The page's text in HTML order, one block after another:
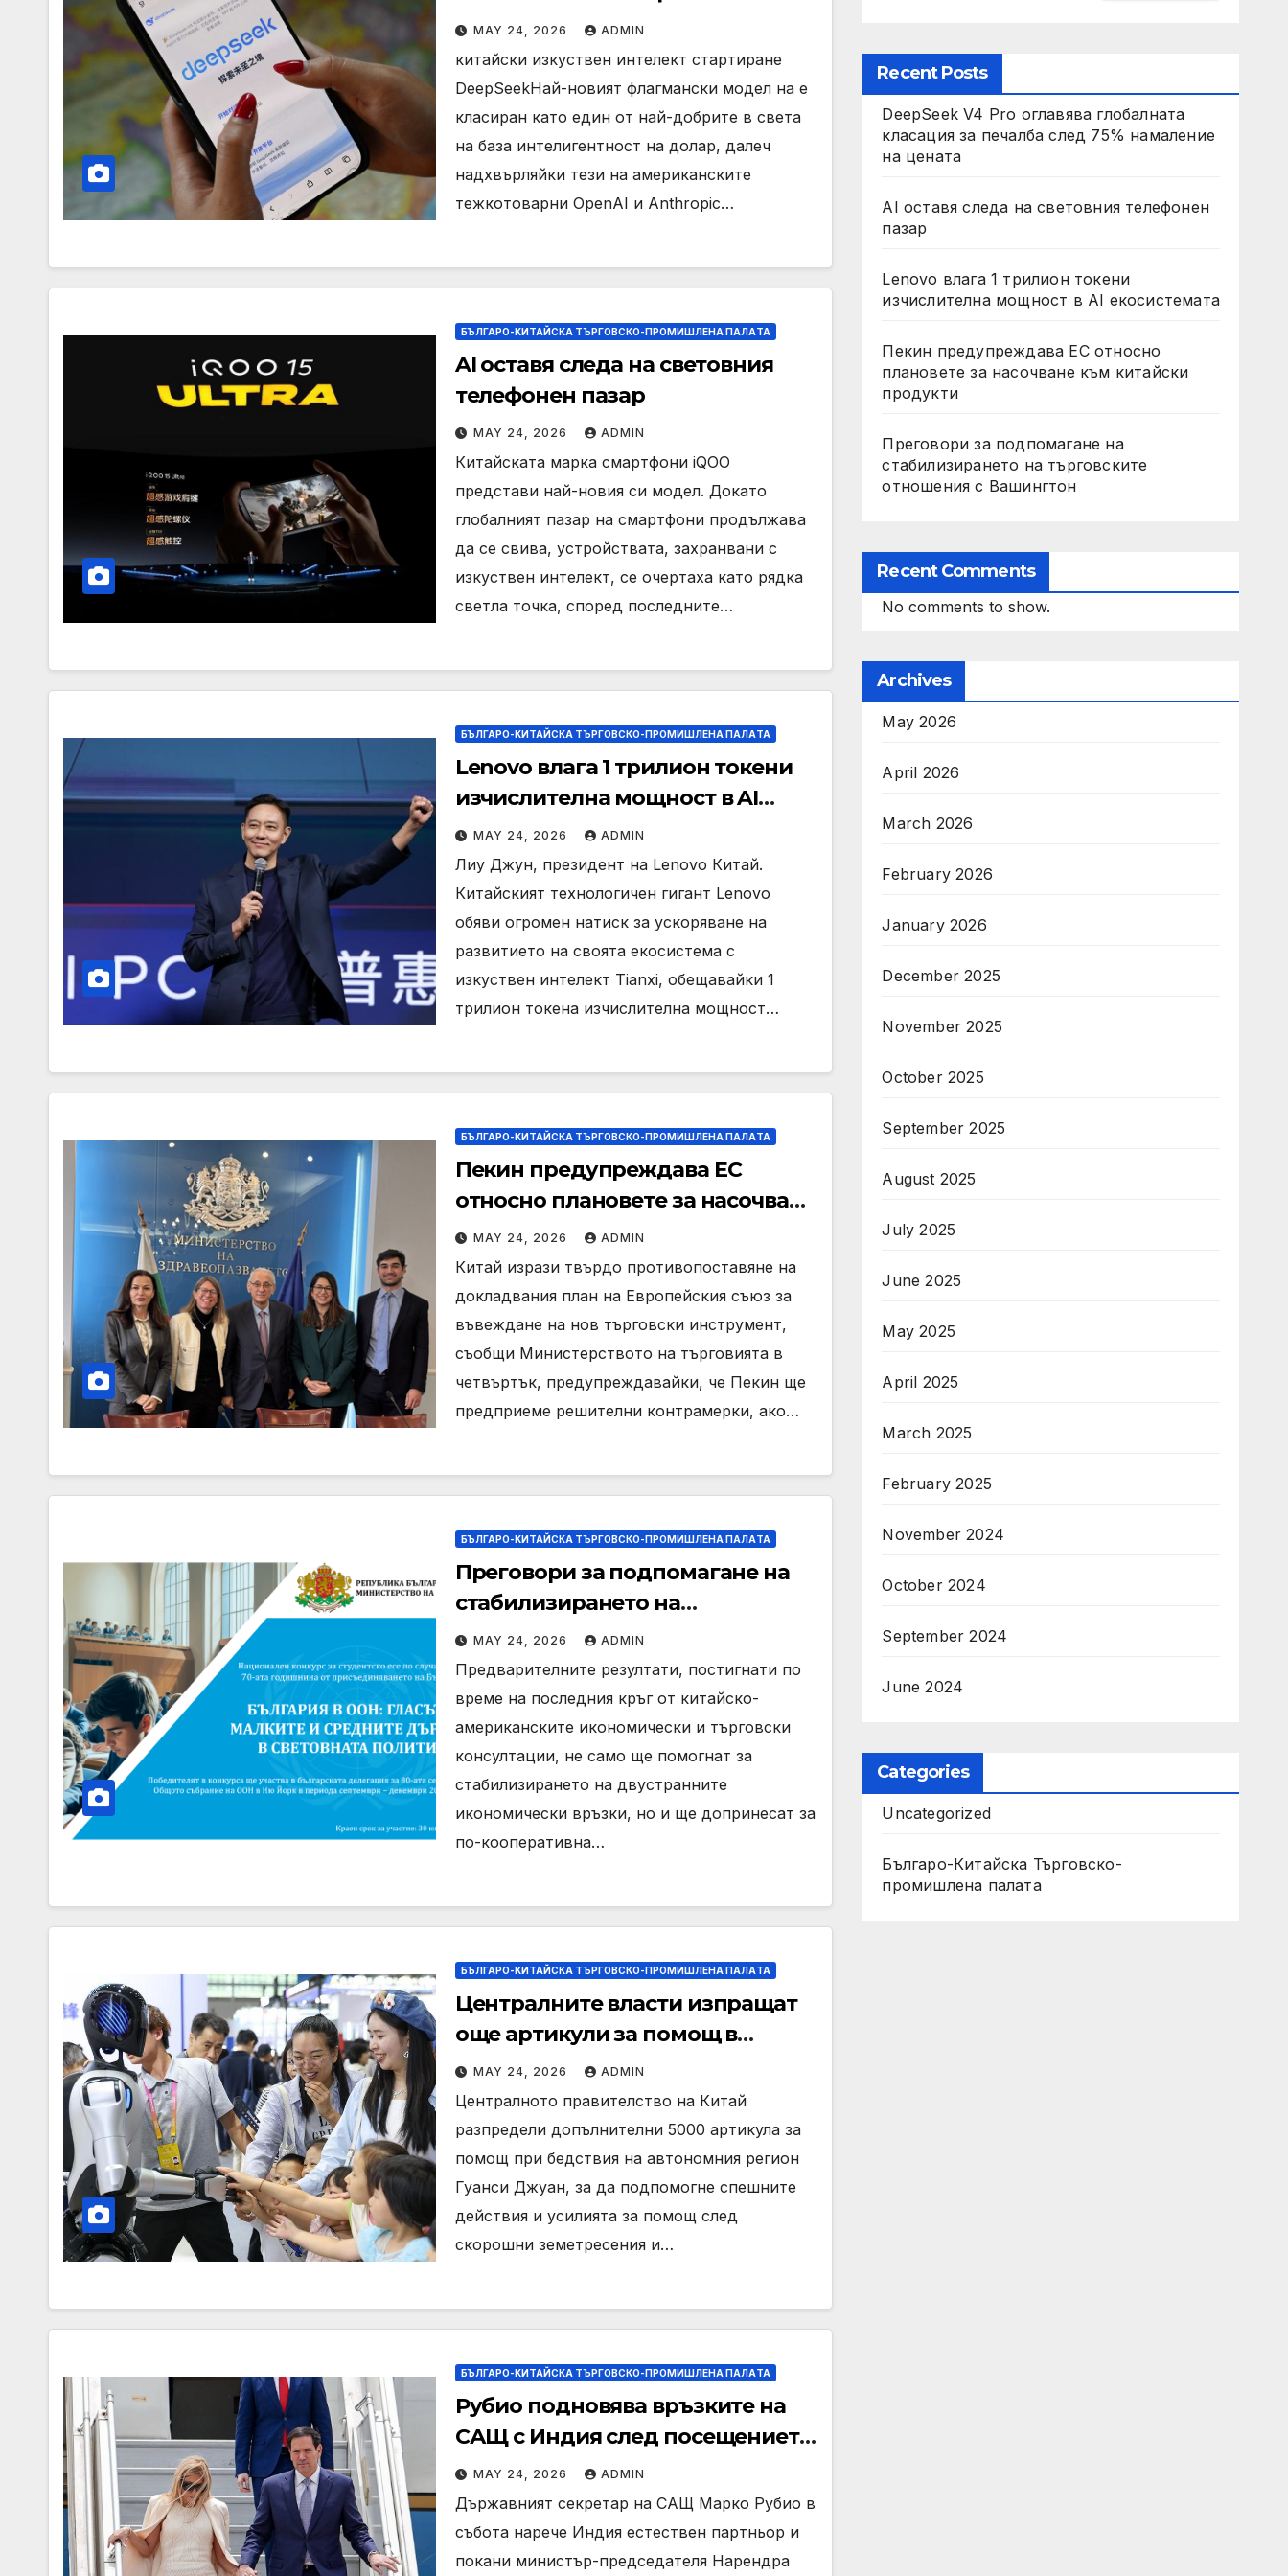
след 75% намаление на цената
MAY 24, 2026 ADMIN
китайски изкуствен интелект стартиране
DeepSeekНай-новият флагмански модел на е
класиран като един от най-добрите в света
на база интелигентност на долар, далеч
надхвърляйки тези на американските
тежкотоварни OpenAI и Anthropic…
БЪЛГАРО-КИТАЙСКА ТЪРГОВСКО-ПРОМИШЛЕНА ПАЛAТА
AI оставя следа на световния
телефонен пазар
MAY 24, 2026 ADMIN
Китайската марка смартфони iQOO
представи най-новия си модел. Докато
глобалният пазар на смартфони продължава
да се свива, устройствата, захранвани с
изкуствен интелект, се очертаха като рядка
светла точка, според последните…
БЪЛГАРО-КИТАЙСКА ТЪРГОВСКО-ПРОМИШЛЕНА ПАЛAТА
Lenovo влага 1 трилион токени
изчислителна мощност в AI
екосистемата
MAY 24, 2026 ADMIN
Лиу Джун, президент на Lenovo Китай.
Китайският технологичен гигант Lenovo
обяви огромен натиск за ускоряване на
развитието на своята екосистема с
изкуствен интелект Tianxi, обещавайки 1
трилион токена изчислителна мощност…
БЪЛГАРО-КИТАЙСКА ТЪРГОВСКО-ПРОМИШЛЕНА ПАЛAТА
Пекин предупреждава ЕС
относно плановете за насочване
към китайски продукти
MAY 24, 2026 ADMIN
Китай изрази твърдо противопоставяне на
докладвания план на Европейския съюз за
въвеждане на нов търговски инструмент,
съобщи Министерството на търговията в
четвъртък, предупреждавайки, че Пекин ще
предприеме решителни контрамерки, ако…
БЪЛГАРО-КИТАЙСКА ТЪРГОВСКО-ПРОМИШЛЕНА ПАЛAТА
Преговори за подпомагане на
стабилизирането на
търговските отношения с
Вашингтон
MAY 24, 2026 ADMIN
Предварителните резултати, постигнати по
време на последния кръг от китайско-
американските икономически и търговски
консултации, не само ще помогнат за
стабилизирането на двустранните
икономически връзки, но и ще допринесат за
по-кооперативна…
БЪЛГАРО-КИТАЙСКА ТЪРГОВСКО-ПРОМИШЛЕНА ПАЛAТА
Централните власти изпращат
още артикули за помощ в
Гуанси
MAY 24, 2026 ADMIN
Централното правителство на Китай
разпредели допълнителни 5000 артикула за
помощ при бедствия на автономния регион
Гуанси Джуан, за да подпомогне спешните
действия и усилията за помощ след
скорошни земетресения и…
БЪЛГАРО-КИТАЙСКА ТЪРГОВСКО-ПРОМИШЛЕНА ПАЛAТА
Рубио подновява връзките на
САЩ с Индия след посещението
на Тръмп в Китай
MAY 24, 2026 ADMIN
Държавният секретар на САЩ Марко Рубио в
събота нарече Индия естествен партньор и
покани министър-председателя Нарендра
Recent Posts
DeepSeek V4 Pro оглавява глобалната
класация за печалба след 75% намаление
на цената
AI оставя следа на световния телефонен
пазар
Lenovo влага 1 трилион токени
изчислителна мощност в AI екосистемата
Пекин предупреждава ЕС относно
плановете за насочване към китайски
продукти
Преговори за подпомагане на
стабилизирането на търговските
отношения с Вашингтон
Recent Comments
No comments to show.
Archives
May 2026
April 2026
March 2026
February 2026
January 2026
December 2025
November 2025
October 2025
September 2025
August 2025
July 2025
June 2025
May 2025
April 2025
March 2025
February 2025
November 2024
October 2024
September 2024
June 2024
Categories
Uncategorized
Българо-Китайска Търговско-
промишлена палaта